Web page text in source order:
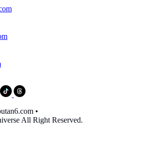
•
All Right Reserved.